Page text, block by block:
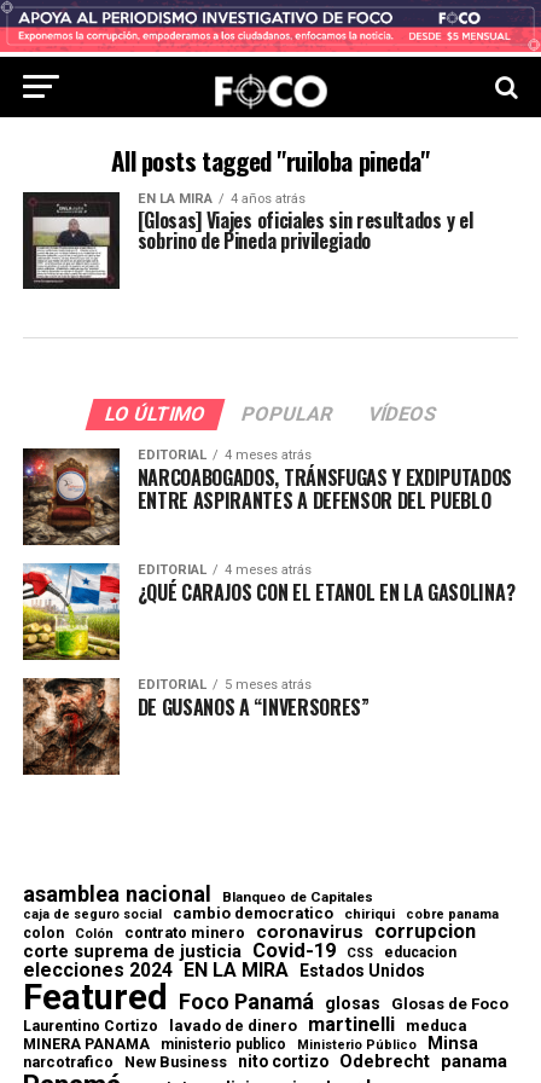
All posts tagged "ruiloba pineda"
EN LA MIRA 4 años atrás
[Glosas] Viajes oficiales sin resultados y el
sobrino de Pineda privilegiado
LO ÚLTIMO POPULAR VÍDEOS
EDITORIAL 4 meses atrás
NARCOABOGADOS, TRÁNSFUGAS Y EXDIPUTADOS
ENTRE ASPIRANTES A DEFENSOR DEL PUEBLO
EDITORIAL 4 meses atrás
¿QUÉ CARAJOS CON EL ETANOL EN LA GASOLINA?
EDITORIAL 5 meses atrás
DE GUSANOS A “INVERSORES”
asamblea nacional Blanqueo de Capitales
caja de seguro social cambio democratico chiriqui cobre panama
colon Colón contrato minero coronavirus corrupcion
corte suprema de justicia Covid-19 CSS educacion
elecciones 2024 EN LA MIRA Estados Unidos
Featured Foco Panamá glosas Glosas de Foco
Laurentino Cortizo lavado de dinero martinelli meduca
MINERA PANAMA ministerio publico Ministerio Público Minsa
narcotrafico New Business nito cortizo Odebrecht panama